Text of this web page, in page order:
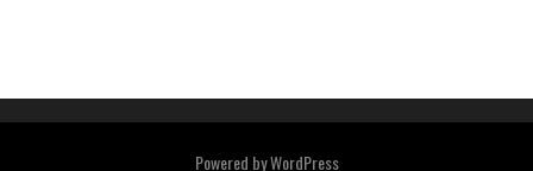
Powered byWordPress